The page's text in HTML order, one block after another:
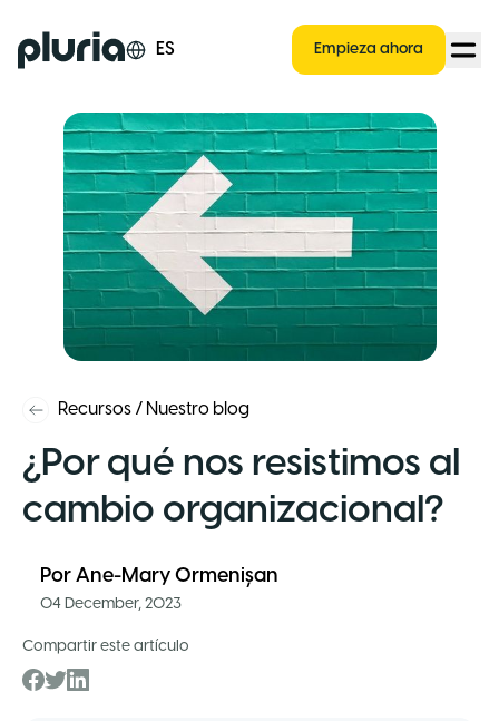
Logo Pluria ES Empieza ahora
Recursos / Nuestro blog
¿Por qué nos resistimos al
cambio organizacional?
Por Ane-Mary Ormenișan
04 December, 2023
Compartir este artículo